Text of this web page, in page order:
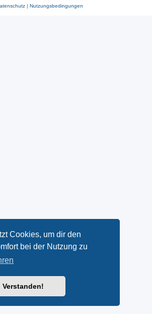
Cookies, um dir den
bei der Nutzung zu
Verstanden!
| Nutzungsbedingungen